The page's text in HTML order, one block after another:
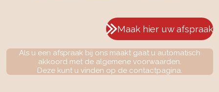
Maak hier uw afspraak
Als u een afspraak bij ons maakt gaat u automatisch
akkoord met de algemene voorwaarden.
Deze kunt u vinden op de contactpagina.